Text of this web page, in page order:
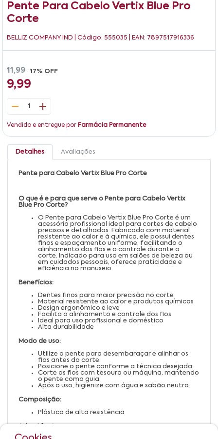
Pente Para Cabelo Vertix Blue Pro
Corte
BELLIZ COMPANY IND | Código: 555035 | EAN: 7897517916336
11,99 17% OFF
9,99
1
Vendido e entregue por Farmácia Permanente
Detalhes Avaliações
Pente para Cabelo Vertix Blue Pro Corte
O que é e para que serve o Pente para Cabelo Vertix
Blue Pro Corte?
O Pente para Cabelo Vertix Blue Pro Corte é um
acessório profissional ideal para cortes de cabelo
precisos e detalhados. Fabricado com material
resistente ao calor e à química, ele possui dentes
finos e espaçamento uniforme, facilitando o
alinhamento dos fios e o controle durante o
corte. Indicado para uso em salões de beleza ou
em cuidados pessoais, oferece praticidade e
eficiência no manuseio.
Benefícios:
Dentes finos para maior precisão no corte
Material resistente ao calor e produtos químicos
Design ergonômico e leve
Facilita o alinhamento e controle dos fios
Ideal para uso profissional e doméstico
Alta durabilidade
Modo de uso:
Utilize o pente para desembaraçar e alinhar os
fios antes do corte.
Posicione o pente conforme a técnica desejada.
Corte os fios com tesoura ou máquina, mantendo
o pente como guia.
Após o uso, higienize com água e sabão neutro.
Composição:
Plástico de alta resistência